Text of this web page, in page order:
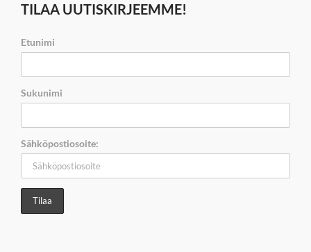
TILAA UUTISKIRJEEMME!
Etunimi
Sukunimi
Sähköpostiosoite: